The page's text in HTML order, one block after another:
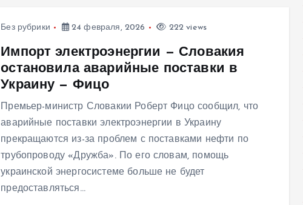
Без рубрики 24 февраля, 2026 222 views
Импорт электроэнергии — Словакия
остановила аварийные поставки в
Украину — Фицо
Премьер-министр Словакии Роберт Фицо сообщил, что
аварийные поставки электроэнергии в Украину
прекращаются из-за проблем с поставками нефти по
трубопроводу «Дружба». По его словам, помощь
украинской энергосистеме больше не будет
предоставляться…